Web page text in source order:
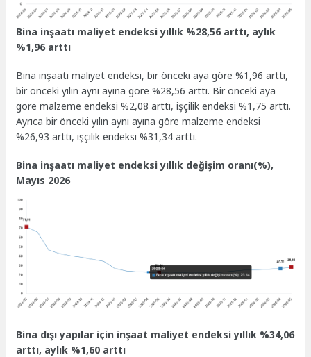
Bina inşaatı maliyet endeksi yıllık %28,56 arttı, aylık
%1,96 arttı
Bina inşaatı maliyet endeksi, bir önceki aya göre %1,96 arttı,
bir önceki yılın aynı ayına göre %28,56 arttı. Bir önceki aya
göre malzeme endeksi %2,08 arttı, işçilik endeksi %1,75 arttı.
Ayrıca bir önceki yılın aynı ayına göre malzeme endeksi
%26,93 arttı, işçilik endeksi %31,34 arttı.
Bina inşaatı maliyet endeksi yıllık değişim oranı(%),
Mayıs 2026
Bina dışı yapılar için inşaat maliyet endeksi yıllık %34,06
arttı, aylık %1,60 arttı